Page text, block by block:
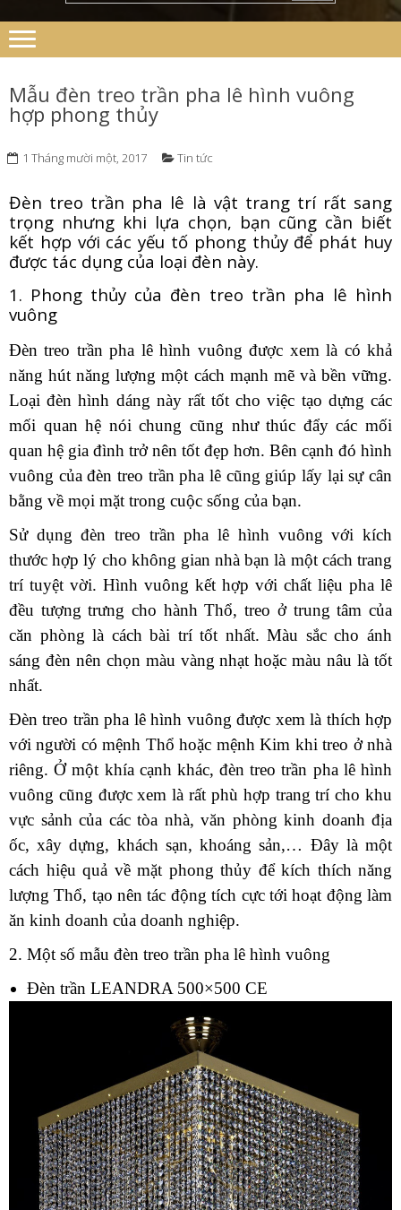
Mẫu đèn treo trần pha lê hình vuông
hợp phong thủy
1 Tháng mười một, 2017 Tin tức
Đèn treo trần pha lê là vật trang trí rất sang
trọng nhưng khi lựa chọn, bạn cũng cần biết
kết hợp với các yếu tố phong thủy để phát huy
được tác dụng của loại đèn này.
1. Phong thủy của đèn treo trần pha lê hình
vuông
Đèn treo trần pha lê hình vuông được xem là có khả
năng hút năng lượng một cách mạnh mẽ và bền vững.
Loại đèn hình dáng này rất tốt cho việc tạo dựng các
mối quan hệ nói chung cũng như thúc đẩy các mối
quan hệ gia đình trở nên tốt đẹp hơn. Bên cạnh đó hình
vuông của đèn treo trần pha lê cũng giúp lấy lại sự cân
bằng về mọi mặt trong cuộc sống của bạn.
Sử dụng đèn treo trần pha lê hình vuông với kích
thước hợp lý cho không gian nhà bạn là một cách trang
trí tuyệt vời. Hình vuông kết hợp với chất liệu pha lê
đều tượng trưng cho hành Thổ, treo ở trung tâm của
căn phòng là cách bài trí tốt nhất. Màu sắc cho ánh
sáng đèn nên chọn màu vàng nhạt hoặc màu nâu là tốt
nhất.
Đèn treo trần pha lê hình vuông được xem là thích hợp
với người có mệnh Thổ hoặc mệnh Kim khi treo ở nhà
riêng. Ở một khía cạnh khác, đèn treo trần pha lê hình
vuông cũng được xem là rất phù hợp trang trí cho khu
vực sảnh của các tòa nhà, văn phòng kinh doanh địa
ốc, xây dựng, khách sạn, khoáng sản,… Đây là một
cách hiệu quả về mặt phong thủy để kích thích năng
lượng Thổ, tạo nên tác động tích cực tới hoạt động làm
ăn kinh doanh của doanh nghiệp.
2. Một số mẫu đèn treo trần pha lê hình vuông
Đèn trần LEANDRA 500×500 CE